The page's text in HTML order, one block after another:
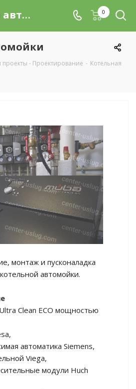
Котельная автомойки в Санкт-Петербурге (СПб) - смета, фото-пример работ | СЗЦУ 0
- Проектирование - Котельная
монтаж и пусконаладка
автомойки.
Clean ECO мощностью
автоматика Siemens,
Viega,
модули Huch